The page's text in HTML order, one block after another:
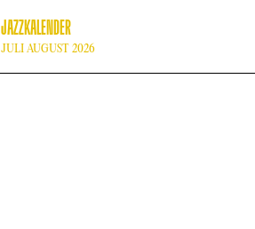
JAZZKALENDER
JULI AUGUST 2026